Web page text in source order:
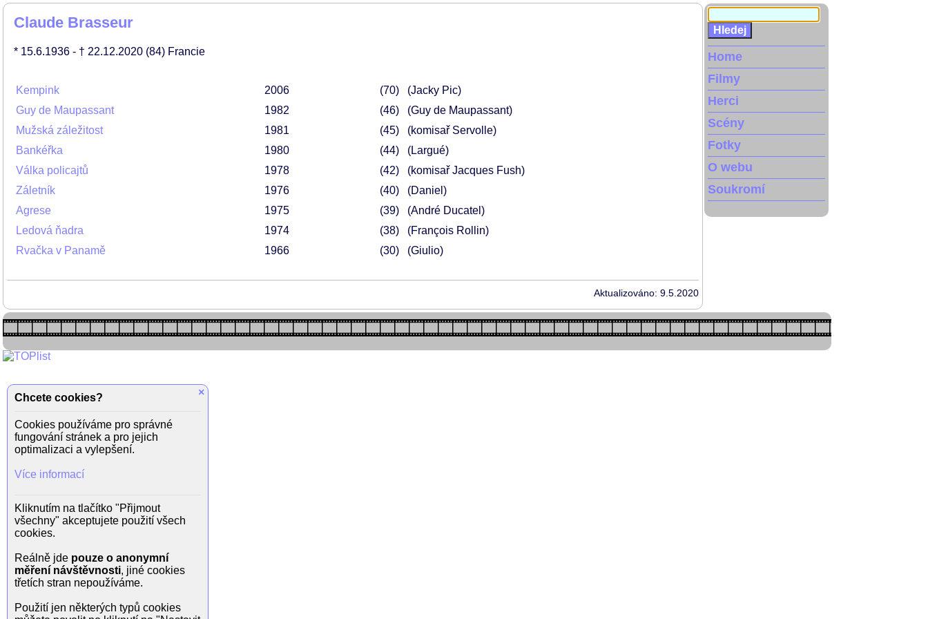
Claude Brasseur
* 15.6.1936 - † 22.12.2020 (84) Francie
Kempink 2006 70
(Jacky Pic)
Guy de Maupassant
1982 46
(Guy de Maupassant)
Mužská záležitost
1981 45
(komisař Servolle)
Bankéřka
1980 44
(Largué)
Válka policajtů
1978 42
(komisař Jacques Fush)
Záletník
1976 40
(Daniel)
Agrese
1975 39
(André Ducatel)
Ledová ňadra
1974 38
(François Rollin)
Rvačka v Panamě
1966 30 (Giulio)
Aktualizováno: 9.5.2020
Home
Filmy
Herci
Scény
Fotky
O webu
Soukromí
×
Chcete cookies?
Cookies používáme pro správné
fungování stránek a pro jejich
optimalizaci a vylepšení.
Více informací
Kliknutím na tlačítko "Přijmout
všechny" akceptujete použití všech
cookies.
Reálně jde pouze o anonymní
měření návštěvnosti, jiné cookies
třetích stran nepoužíváme.
Použití jen některých typů cookies